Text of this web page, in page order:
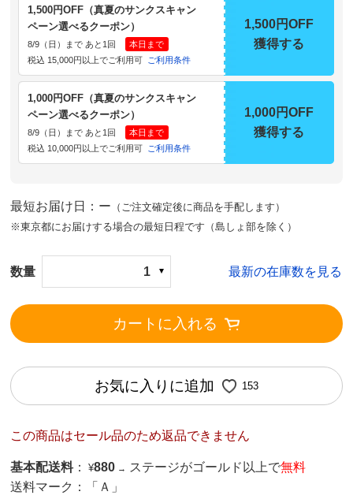
1,500円OFF（真夏のサンクスキャン
ペーン選べるクーポン）
8/9（日）まで あと1回
本日まで
税込 15,000円以上でご利用可
ご利用条件
1,500円OFF
獲得する
1,000円OFF（真夏のサンクスキャン
ペーン選べるクーポン）
8/9（日）まで あと1回
本日まで
税込 10,000円以上でご利用可
ご利用条件
1,000円OFF
獲得する
最短お届け日：ー （ご注文確定後に商品を手配します）
※東京都にお届けする場合の最短日程です（島しょ部を除く）
数量 1 最新の在庫数を見る
カートに入れる
お気に入りに追加 153
この商品はセール品のため返品できません
基本配送料 ： ¥880 → ステージがゴールド以上で無料
送料マーク：
「Ａ」